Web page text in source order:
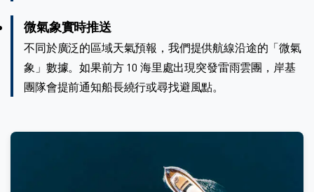
微氣象實時推送
不同於廣泛的區域天氣預報，我們提供航線沿途的「微氣
象」數據。如果前方 10 海里處出現突發雷雨雲團，岸基
團隊會提前通知船長繞行或尋找避風點。